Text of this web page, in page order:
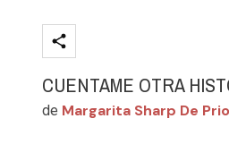
CUENTAME OTRA
de Margarita Sharp De